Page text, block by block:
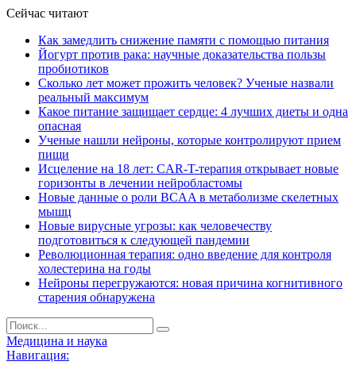
Сейчас читают
Как замедлить снижение памяти с помощью питания
Йогурт против рака: научные доказательства пользы
пробиотиков
Сколько лет может прожить человек? Ученые назвали
реальный максимум
Какое питание защищает сердце: 4 лучших диеты и одна
опасная
Ученые нашли нейроны, которые контролируют прием
пищи
Исцеление на 18 лет: CAR-T-терапия открывает новые
горизонты в лечении нейробластомы
Новые данные о роли BCAA в метаболизме скелетных
мышц
Новые вирусные угрозы: как человечеству
подготовиться к следующей пандемии
Революционная терапия: одно введение для контроля
холестерина на годы
Нейроны перегружаются: новая причина когнитивного
старения обнаружена
Медицина и наука
Навигация: